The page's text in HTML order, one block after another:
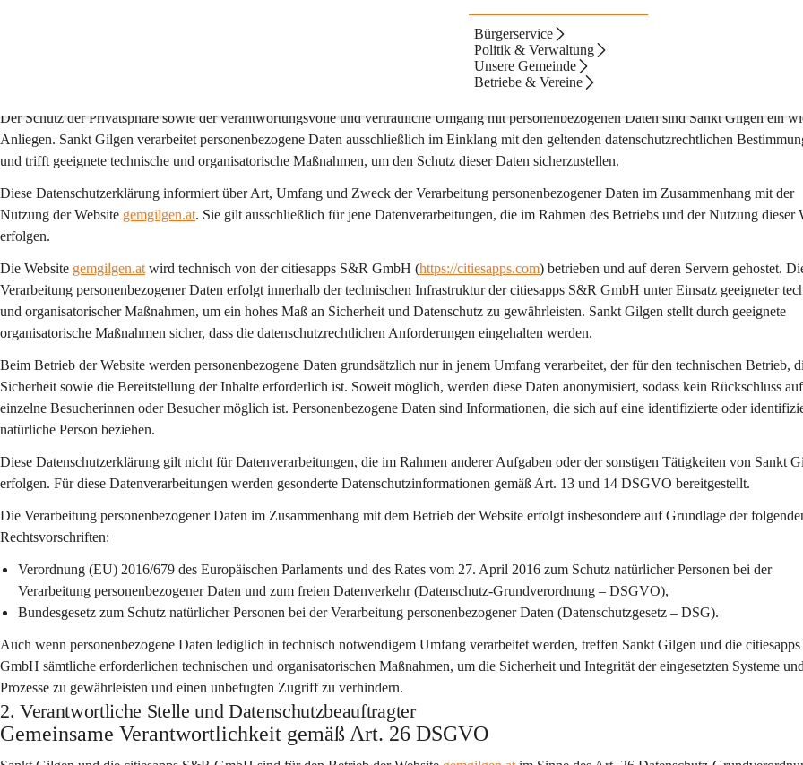
Bürgerservice
Politik & Verwaltung
Unsere Gemeinde
Betriebe & Vereine
Datenschutzerklärung der Website
Der Schutz der Privatsphäre sowie der verantwortungsvolle und vertrauliche Umgang mit personenbezogenen Daten sind Sankt Gilgen ein
Anliegen. Sankt Gilgen verarbeitet personenbezogene Daten ausschließlich im Einklang mit den geltenden datenschutzrechtlichen
und trifft geeignete technische und organisatorische Maßnahmen, um den Schutz dieser Daten sicherzustellen.
Diese Datenschutzerklärung informiert über Art, Umfang und Zweck der Verarbeitung personenbezogener Daten im Zusammenhang mit der
Nutzung der Website gemgilgen.at. Sie gilt ausschließlich für jene Datenverarbeitungen, die im Rahmen des Betriebs und der Nutzung dieser
erfolgen.
Die Website gemgilgen.at wird technisch von der citiesapps S&R GmbH (https://citiesapps.com) betrieben und auf deren Servern gehostet.
Verarbeitung personenbezogener Daten erfolgt innerhalb der technischen Infrastruktur der citiesapps S&R GmbH unter Einsatz geeigneter
und organisatorischer Maßnahmen, um ein hohes Maß an Sicherheit und Datenschutz zu gewährleisten. Sankt Gilgen stellt durch geeignete
organisatorische Maßnahmen sicher, dass die datenschutzrechtlichen Anforderungen eingehalten werden.
Beim Betrieb der Website werden personenbezogene Daten grundsätzlich nur in jenem Umfang verarbeitet, der für den technischen Betrieb,
Sicherheit sowie die Bereitstellung der Inhalte erforderlich ist. Soweit möglich, werden diese Daten anonymisiert, sodass kein Rückschluss auf
einzelne Besucherinnen oder Besucher möglich ist. Personenbezogene Daten sind Informationen, die sich auf eine identifizierte oder
natürliche Person beziehen.
Diese Datenschutzerklärung gilt nicht für Datenverarbeitungen, die im Rahmen anderer Aufgaben oder der sonstigen Tätigkeiten von Sankt
erfolgen. Für diese Datenverarbeitungen werden gesonderte Datenschutzinformationen gemäß Art. 13 und 14 DSGVO bereitgestellt.
Die Verarbeitung personenbezogener Daten im Zusammenhang mit dem Betrieb der Website erfolgt insbesondere auf Grundlage der
Rechtsvorschriften:
Verordnung (EU) 2016/679 des Europäischen Parlaments und des Rates vom 27. April 2016 zum Schutz natürlicher Personen bei der
Verarbeitung personenbezogener Daten und zum freien Datenverkehr (Datenschutz-Grundverordnung – DSGVO),
Bundesgesetz zum Schutz natürlicher Personen bei der Verarbeitung personenbezogener Daten (Datenschutzgesetz – DSG).
Auch wenn personenbezogene Daten lediglich in technisch notwendigem Umfang verarbeitet werden, treffen Sankt Gilgen und die
GmbH sämtliche erforderlichen technischen und organisatorischen Maßnahmen, um die Sicherheit und Integrität der eingesetzten Systeme und
Prozesse zu gewährleisten und einen unbefugten Zugriff zu verhindern.
2. Verantwortliche Stelle und Datenschutzbeauftragter
Gemeinsame Verantwortlichkeit gemäß Art. 26 DSGVO